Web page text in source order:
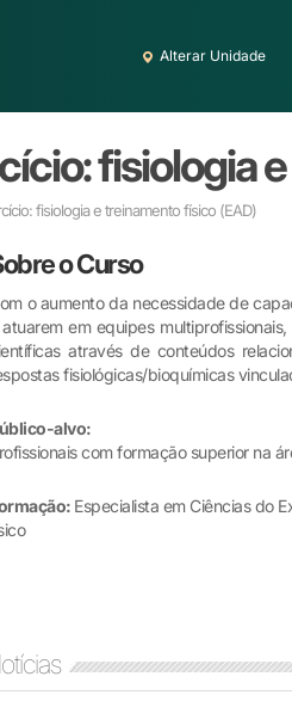
Alterar Unidade
fisiologia
fisiologia e treinamento físico (EAD)
o Curso
o aumento da necessidade de
em equipes
através de conteúdos
fisiológicas/bioquímicas
alvo:
com formação superior na
Especialista em Ciências do